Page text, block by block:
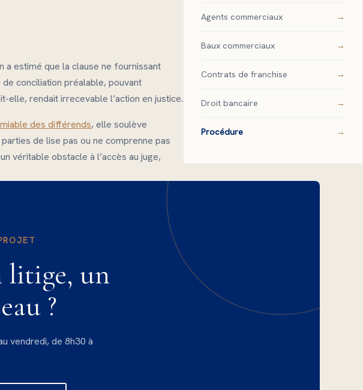
a estimé que la clause ne fournissant
conciliation préalable, pouvant
elle, rendait irrecevable l’action en justice.
des différends, elle soulève
de lise pas ou ne comprenne pas
véritable obstacle à l’accès au juge,
Agents commerciaux
Baux commerciaux
Contrats de franchise
Droit bancaire
Procédure
litige, un
?
vendredi, de 8h30 à